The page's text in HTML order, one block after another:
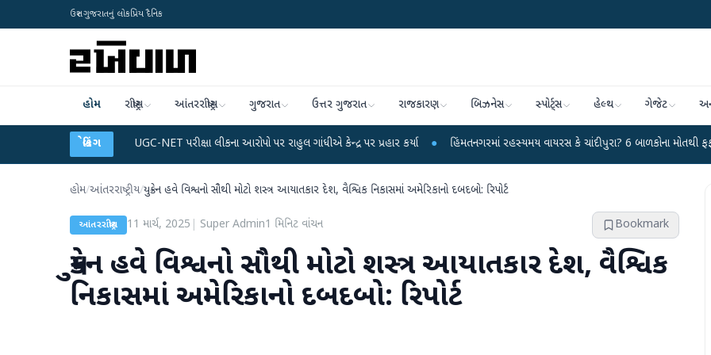
ઉત્તર ગુજરાતનું લોકપ્રિય દૈનિક
હોમ રાષ્ટ્રીય આંતરરાષ્ટ્રીય ગુજરાત ઉત્તર ગુજરાત રાજકારણ બિઝનેસ સ્પોર્ટ્સ હેલ્થ ગેજેટ
બ્રેકિંગ
UGC-NET પરીક્ષા લીકના આરોપો પર રાહુલ ગાંધીએ કેન્દ્ર પર પ્રહાર કર્યા ● હિંમતનગરમાં રહસ્યમય વાયરસ કે ચાંદીપુરા? 6 બાળકોના મોતથી ફફડાટ ●
હોમ/આંતરરાષ્ટ્રીય/યુક્રેન હવે વિશ્વનો સૌથી મોટો શસ્ત્ર આયાતકાર દેશ, વૈશ્વિક નિકાસમાં અમેરિકાનો દબદબો: રિપોર્ટ
આંતરરાષ્ટ્રીય 11 માર્ચ, 2025 Super Admin1 મિનિટ વાંચન Bookmark
યુક્રેન હવે વિશ્વનો સૌથી મોટો શસ્ત્ર આયાતકાર દેશ, વૈશ્વિક
નિકાસમાં અમેરિકાનો દબદબો: રિપોર્ટ